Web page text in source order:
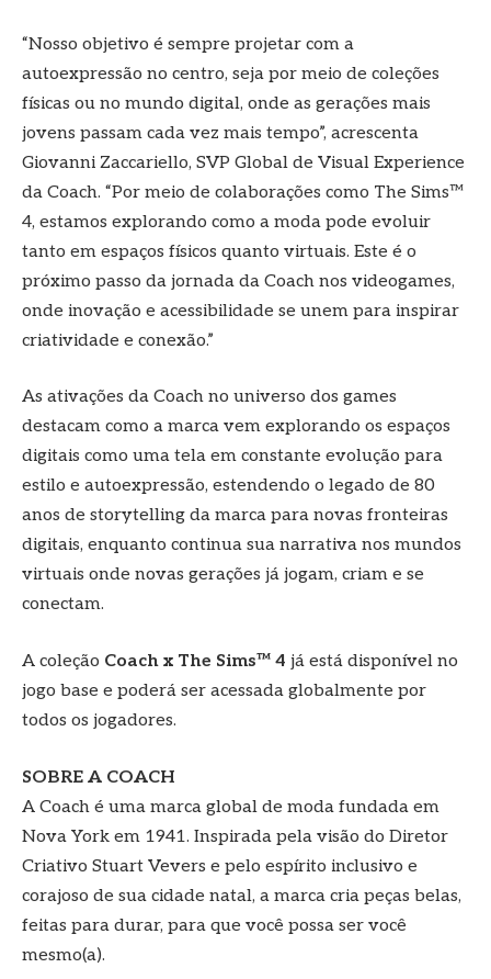
“Nosso objetivo é sempre projetar com a
autoexpressão no centro, seja por meio de coleções
físicas ou no mundo digital, onde as gerações mais
jovens passam cada vez mais tempo”, acrescenta
Giovanni Zaccariello, SVP Global de Visual Experience
da Coach. “Por meio de colaborações como The Sims™
4, estamos explorando como a moda pode evoluir
tanto em espaços físicos quanto virtuais. Este é o
próximo passo da jornada da Coach nos videogames,
onde inovação e acessibilidade se unem para inspirar
criatividade e conexão.”
As ativações da Coach no universo dos games
destacam como a marca vem explorando os espaços
digitais como uma tela em constante evolução para
estilo e autoexpressão, estendendo o legado de 80
anos de storytelling da marca para novas fronteiras
digitais, enquanto continua sua narrativa nos mundos
virtuais onde novas gerações já jogam, criam e se
conectam.
A coleção Coach x The Sims™ 4 já está disponível no
jogo base e poderá ser acessada globalmente por
todos os jogadores.
SOBRE A COACH
A Coach é uma marca global de moda fundada em
Nova York em 1941. Inspirada pela visão do Diretor
Criativo Stuart Vevers e pelo espírito inclusivo e
corajoso de sua cidade natal, a marca cria peças belas,
feitas para durar, para que você possa ser você
mesmo(a).